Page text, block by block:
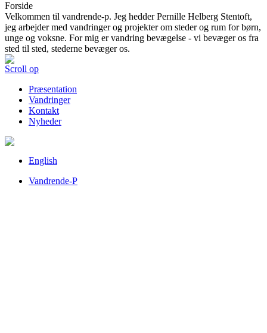
Forside
Velkommen til vandrende-p. Jeg hedder Pernille Helberg Stentoft,
jeg arbejder med vandringer og projekter om steder og rum for børn,
unge og voksne. For mig er vandring bevægelse - vi bevæger os fra
sted til sted, stederne bevæger os.
Scroll op
Præsentation
Vandringer
Kontakt
Nyheder
English
Vandrende-P